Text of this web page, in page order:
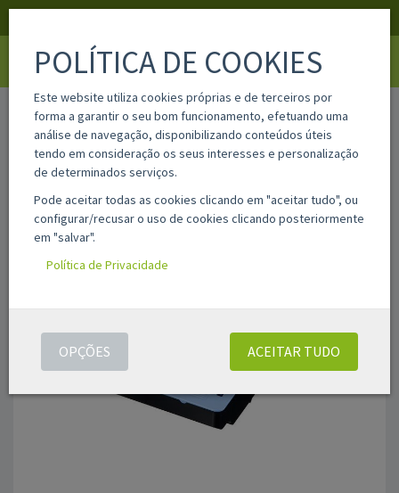
home mc10
POLÍTICA DE COOKIES
Este website utiliza cookies próprias e de terceiros por
forma a garantir o seu bom funcionamento, efetuando uma
análise de navegação, disponibilizando conteúdos úteis
tendo em consideração os seus interesses e personalização
de determinados serviços.
Pode aceitar todas as cookies clicando em "aceitar tudo", ou
configurar/recusar o uso de cookies clicando posteriormente
em "salvar".
Política de Privacidade
ACEITAR TUDO
OPÇÕES